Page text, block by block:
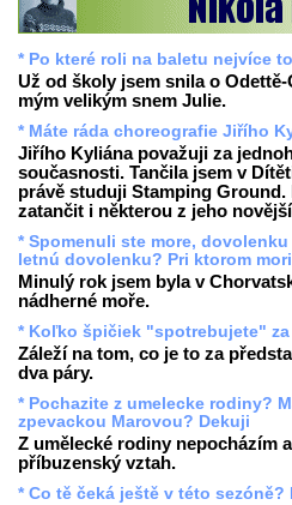
* Po které roli na baletu nejvíce
Už od školy jsem snila o
mým velikým snem Julie.
* Máte ráda choreografie Jiřího
Jiřího Kyliána považuji za
současnosti. Tančila jsem v
právě studuji Stamping
zatančit i některou z jeho
* Spomenuli ste more,
letnú dovolenku? Pri ktorom
Minulý rok jsem byla v
nádherné moře.
* Koľko špičiek "spotrebujete"
Záleží na tom, co je to za
dva páry.
* Pochazite z umelecke rodiny?
zpevackou Marovou? Dekuji
Z umělecké rodiny nepocházím
příbuzenský vztah.
* Co tě čeká ještě v této sezóně?